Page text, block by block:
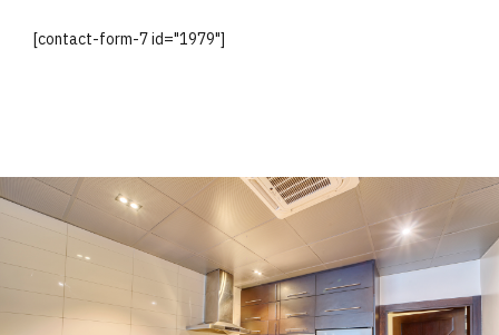
[contact-form-7 id="1979"]